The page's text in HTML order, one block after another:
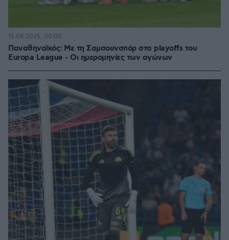
Παναθηναϊκός: Με τη Σαμσουνσπόρ στα playoffs του
Europa League - Οι ημερομηνίες των αγώνων
15.08.2025, 00:00